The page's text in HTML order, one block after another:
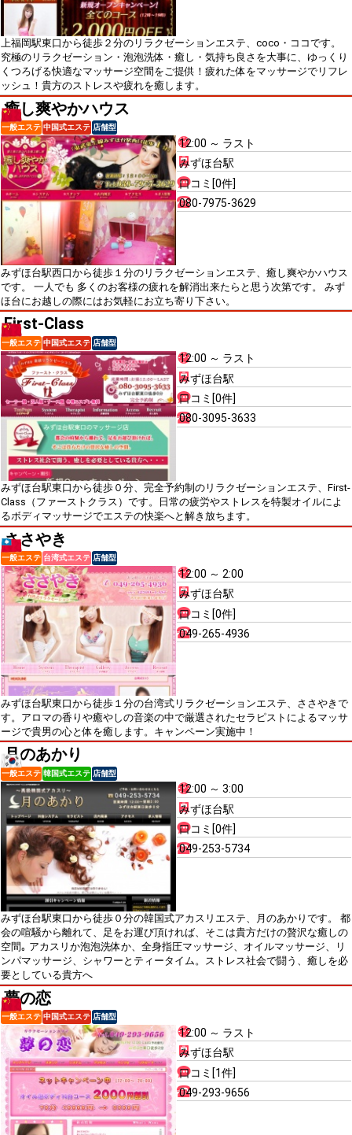
上福岡駅東口から徒歩２分のリラクゼーションエステ、coco・ココです。
究極のリラクゼーション・泡泡洗体・癒し・気持ち良さを大事に、ゆっくり
くつろげる快適なマッサージ空間をご提供！疲れた体をマッサージでリフレ
ッシュ！貴方のストレスや疲れを癒します。
癒し爽やかハウス
一般エステ 中国式エステ 店舗型
12:00 ～ ラスト
みずほ台駅
口コミ[0件]
080-7975-3629
みずほ台駅西口から徒歩１分のリラクゼーションエステ、癒し爽やかハウス
です。 一人でも 多くのお客様の疲れを解消出来たらと思う次第です。 みず
ほ台にお越しの際にはお気軽にお立ち寄り下さい。
First-Class
一般エステ 中国式エステ 店舗型
12:00 ～ ラスト
みずほ台駅
口コミ[0件]
080-3095-3633
みずほ台駅東口から徒歩０分、完全予約制のリラクゼーションエステ、First-
Class（ファーストクラス）です。日常の疲労やストレスを特製オイルによ
るボディマッサージでエステの快楽へと解き放ちます。
ささやき
一般エステ 台湾式エステ 店舗型
12:00 ～ 2:00
みずほ台駅
口コミ[0件]
049-265-4936
みずほ台駅東口から徒歩１分の台湾式リラクゼーションエステ、ささやきで
す。アロマの香りや癒やしの音楽の中で厳選されたセラピストによるマッサ
ージで貴男の心と体を癒します。キャンペーン実施中！
月のあかり
一般エステ 韓国式エステ 店舗型
12:00 ～ 3:00
みずほ台駅
口コミ[0件]
049-253-5734
みずほ台駅東口から徒歩０分の韓国式アカスリエステ、月のあかりです。 都
会の喧騒から離れて、足をお運び頂ければ、そこは貴方だけの贅沢な癒しの
空間｡ アカスリか泡泡洗体か、全身指圧マッサージ、オイルマッサージ、リ
ンパマッサージ、シャワーとティータイム。ストレス社会で闘う、癒しを必
要としている貴方へ
夢の恋
一般エステ 中国式エステ 店舗型
12:00 ～ ラスト
みずほ台駅
口コミ[1件]
049-293-9656